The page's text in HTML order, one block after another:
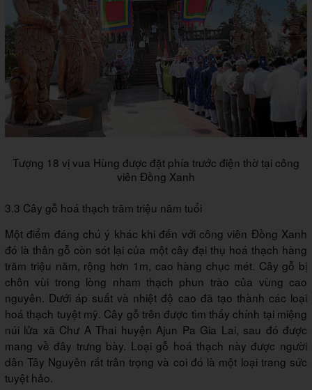
Tượng 18 vị vua Hùng được đặt phía trước điện thờ tại công
viên Đồng Xanh
3.3 Cây gỗ hoá thạch trăm triệu năm tuổi
Một điểm đáng chú ý khác khi đến với công viên Đồng Xanh
đó là thân gỗ còn sót lại của một cây đại thụ hoá thạch hàng
trăm triệu năm, rộng hơn 1m, cao hàng chục mét. Cây gỗ bị
chôn vùi trong lòng nham thạch phun trào của vùng cao
nguyên. Dưới áp suất và nhiệt độ cao đã tạo thành các loại
hoá thạch tuyệt mỹ. Cây gỗ trên được tìm thấy chính tại miệng
núi lửa xã Chư A Thai huyện Ajun Pa Gia Lai, sau đó được
mang về đây trưng bày. Loại gỗ hoá thạch này được người
dân Tây Nguyên rất trân trọng và coi đó là một loại trang sức
tuyệt hảo.